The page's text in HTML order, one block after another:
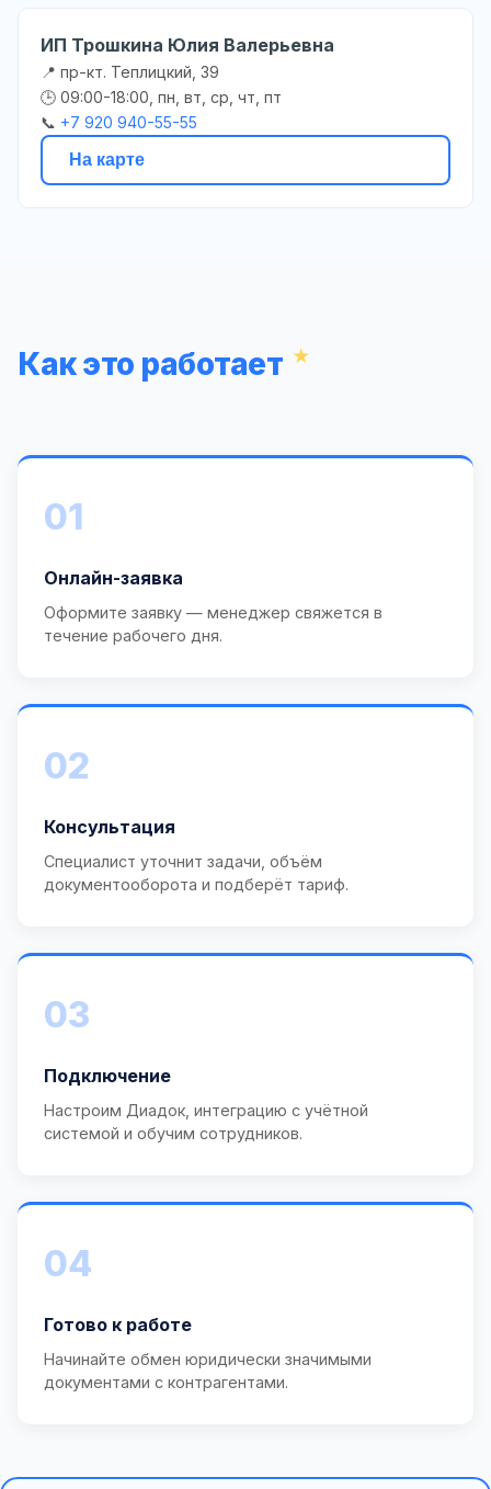
ИП Трошкина Юлия Валерьевна
📍 пр-кт. Теплицкий, 39
🕒 09:00-18:00, пн, вт, ср, чт, пт
📞 +7 920 940-55-55
На карте
Как это работает
01
Онлайн-заявка
Оформите заявку — менеджер свяжется в
течение рабочего дня.
02
Консультация
Специалист уточнит задачи, объём
документооборота и подберёт тариф.
03
Подключение
Настроим Диадок, интеграцию с учётной
системой и обучим сотрудников.
04
Готово к работе
Начинайте обмен юридически значимыми
документами с контрагентами.